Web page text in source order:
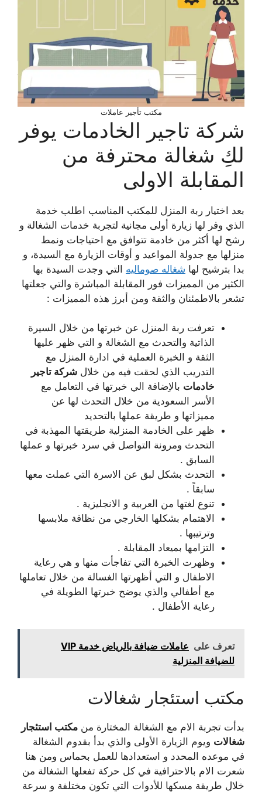
مكتب تأجير عاملات
شركة تاجير الخادمات يوفر
لكِ شغالة محترفة من
المقابلة الاولى
بعد اختيار ربة المنزل للمكتب المناسب اطلب خدمة
الذي وفر لها زيارة أولى مجانية لتجربة خدمات الشغالة و
رشح لها أكثر من خادمة تتوافق مع احتياجات ونمط
منزلها مع جدولة المواعيد و أوقات الزيارة مع السيدة، و
بدا بترشيح لها شغاله صوماليه التي وجدت السيدة بها
الكثير من المميزات فور المقابلة المباشرة والتي جعلتها
تشعر بالاطمئنان والثقة ومن أبرز هذه المميزات :
تعرفت ربة المنزل عن خبرتها من خلال السيرة
الذاتية والتحدث مع الشغالة و التي ظهر عليها
الثقة و الخبرة العملية في ادارة المنزل مع
التدريب الذي لحقت فيه من خلال شركة تاجير
خادمات بالاِضافة الي خبرتها في التعامل مع
الأسر السعودية من خلال التحدث لها عن
مميزاتها و طريقة عملها بالتحديد
ظهر على الخادمة المنزلية طريقتها المهذبة في
التحدث ومرونة التواصل في سرد خبرتها و عملها
السابق .
التحدث بشكل لبق عن الاسرة التي عملت معها
سابقاً .
تنوع لغتها من العربية و الانجليزية .
الاهتمام بشكلها الخارجي من نظافة ملابسها
وترتيبها .
التزامها بميعاد المقابلة .
وظهرت الخبرة التي تفاجأت منها و هي رعاية
الاطفال و التي أظهرتها الغسالة من خلال تعاملها
مع أطفالي والذي يوضح خبرتها الطويلة في
رعاية الأطفال .
تعرف على
عاملات ضيافة بالرياض خدمة VIP
للضيافة المنزلية
مكتب استئجار شغالات
بدأت تجربة الام مع الشغالة المختارة من مكتب استئجار
شغالات ويوم الزيارة الأولى والذي بدأ بقدوم الشغالة
في موعده المحدد و استعدادها للعمل بحماس ومن هنا
شعرت الام بالاحترافية في كل حركة تفعلها الشغالة من
خلال طريقة مسكها للأدوات التي تكون مختلفة و سرعة